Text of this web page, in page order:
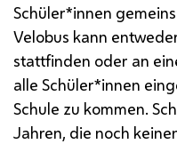
Schüler*innen
Velobus kann
stattfinden oder an
alle Schüler*innen
Schule zu kommen.
Jahren, die noch